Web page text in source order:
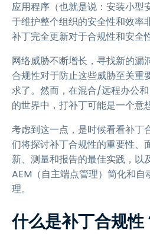
应用程序（也就是说：安装小型
于维护整个组织的安全性和效率
补丁完全更新对于合规性和安全
网络威胁不断增长，寻找新的漏
合规性对于防止这些威胁至关重
求了。然而，在混合/远程办公
的世界中，打补丁可能是一个意
考虑到这一点，是时候看看补丁
们将探讨补丁合规性的重要性、
新、测量和报告的最佳实践，
AEM（自主端点管理）简化和自
理。
什么是补丁合规性